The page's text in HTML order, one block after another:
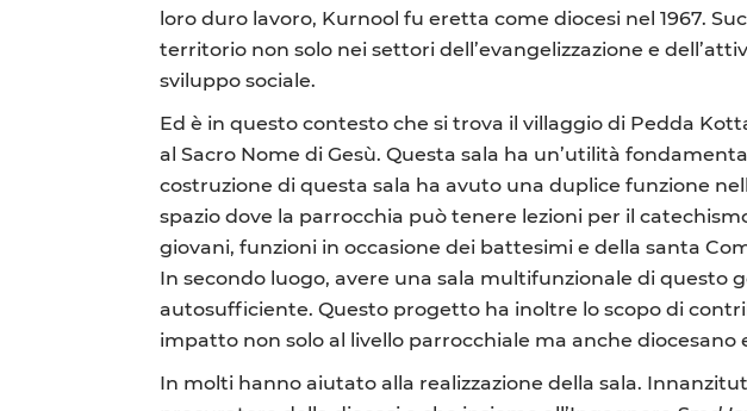
loro duro lavoro, Kurnool fu eretta come diocesi nel 1967.
territorio non solo nei settori dell’evangelizzazione e
sviluppo sociale.
Ed è in questo contesto che si trova il villaggio di Pedda
al Sacro Nome di Gesù. Questa sala ha un’utilità
costruzione di questa sala ha avuto una duplice funzione
spazio dove la parrocchia può tenere lezioni per il
giovani, funzioni in occasione dei battesimi e della santa
In secondo luogo, avere una sala multifunzionale di
autosufficiente. Questo progetto ha inoltre lo scopo di
impatto non solo al livello parrocchiale ma anche diocesano
In molti hanno aiutato alla realizzazione della sala.